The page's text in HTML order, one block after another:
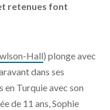
retenues font
Hall) plonge avec
dans ses
en Turquie avec son
de 11 ans, Sophie